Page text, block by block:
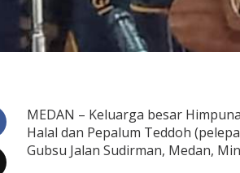
e
l
a
l
a
MEDAN – Keluarga besar
Halal dan Pepalum Teddoh
Gubsu Jalan Sudirman, Medan,